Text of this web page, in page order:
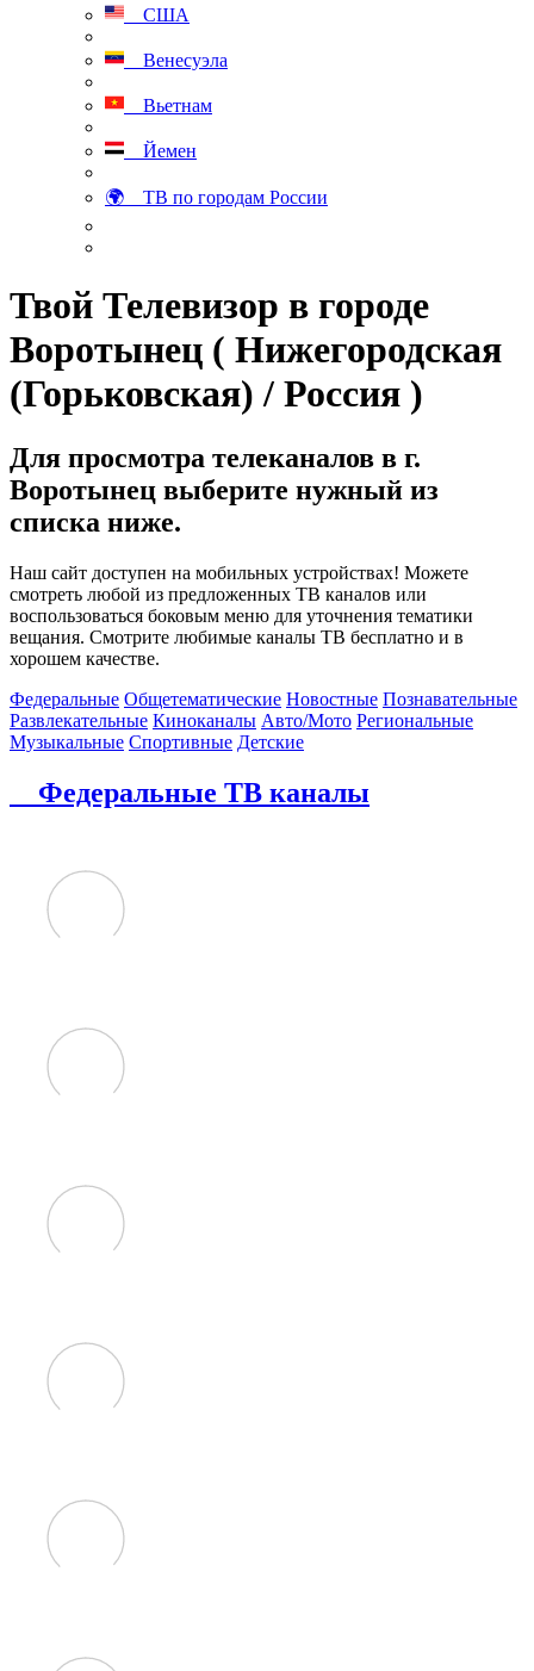
США
Венесуэла
Вьетнам
Йемен
🌍 ТВ по городам России
Твой Телевизор в городе
Воротынец ( Нижегородская
(Горьковская) / Россия )
Для просмотра телеканалов в г.
Воротынец выберите нужный из
списка ниже.
Наш сайт доступен на мобильных устройствах! Можете
смотреть любой из предложенных ТВ каналов или
воспользоваться боковым меню для уточнения тематики
вещания. Смотрите любимые каналы ТВ бесплатно и в
хорошем качестве.
Федеральные Общетематические Новостные Познавательные
Развлекательные Киноканалы Авто/Мото Региональные
Музыкальные Спортивные Детские
Федеральные ТВ каналы